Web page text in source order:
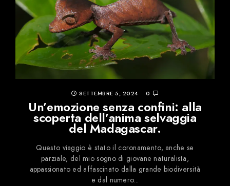
SETTEMBRE 5, 2024 0
Un’emozione senza confini: alla
scoperta dell’anima selvaggia
del Madagascar.
Questo viaggio è stato il coronamento, anche se
parziale, del mio sogno di giovane naturalista,
appassionato ed affascinato dalla grande biodiversità
e dal numero...